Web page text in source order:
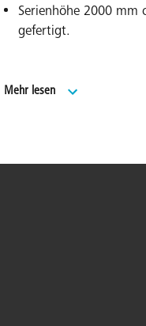
Serienhöhe 2000 mm
gefertigt.
Serienbreiten für alle
Mehr lesen